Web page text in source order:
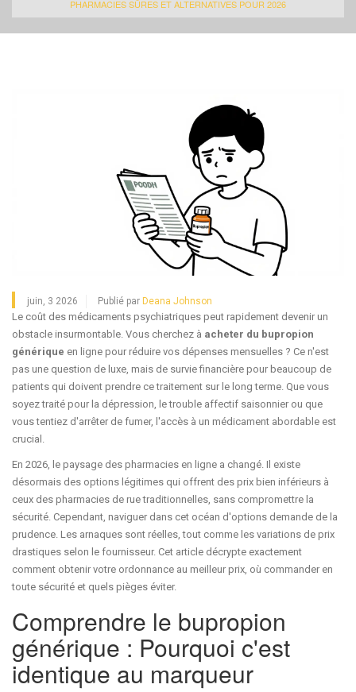
PHARMACIES SÛRES ET ALTERNATIVES POUR 2026
juin, 3 2026 Publié par Deana Johnson
Le coût des médicaments psychiatriques peut rapidement devenir un
obstacle insurmontable. Vous cherchez à acheter du bupropion
générique en ligne pour réduire vos dépenses mensuelles ? Ce n'est
pas une question de luxe, mais de survie financière pour beaucoup de
patients qui doivent prendre ce traitement sur le long terme. Que vous
soyez traité pour la dépression, le trouble affectif saisonnier ou que
vous tentiez d'arrêter de fumer, l'accès à un médicament abordable est
crucial.
En 2026, le paysage des pharmacies en ligne a changé. Il existe
désormais des options légitimes qui offrent des prix bien inférieurs à
ceux des pharmacies de rue traditionnelles, sans compromettre la
sécurité. Cependant, naviguer dans cet océan d'options demande de la
prudence. Les arnaques sont réelles, tout comme les variations de prix
drastiques selon le fournisseur. Cet article décrypte exactement
comment obtenir votre ordonnance au meilleur prix, où commander en
toute sécurité et quels pièges éviter.
Comprendre le bupropion
générique : Pourquoi c'est
identique au marqueur